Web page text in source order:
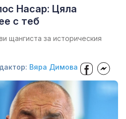
Насар: Цяла
с теб
щангиста за историческия
Вяра Димова